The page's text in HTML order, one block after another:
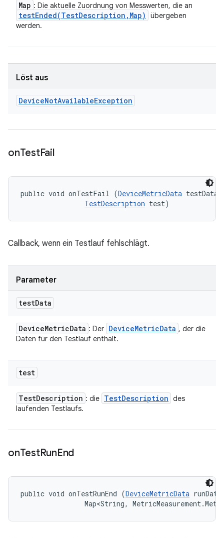
Map : Die aktuelle Zuordnung von Messwerten, die an
testEnded(TestDescription , Map)
übergeben
werden.
Löst aus
DeviceNotAvailableException
onTestFail
public void onTestFail (DeviceMetricData
TestDescription test)
Callback, wenn ein Testlauf fehlschlägt.
Parameter
testData
DeviceMetricData : Der DeviceMetricData , der die
Daten für den Testlauf enthält.
test
TestDescription : die TestDescription des
laufenden Testlaufs.
onTestRunEnd
public void onTestRunEnd (DeviceMetricData
Map<String,